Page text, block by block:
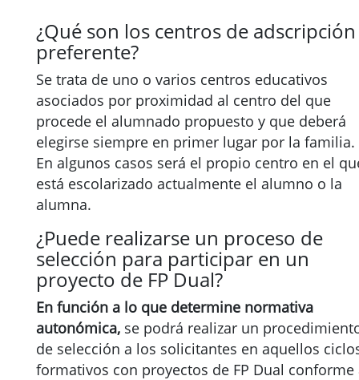
¿Qué son los centros de adscripción
preferente?
Se trata de uno o varios centros educativos
asociados por proximidad al centro del que
procede el alumnado propuesto y que deberá
elegirse siempre en primer lugar por la familia.
En algunos casos será el propio centro en el
está escolarizado actualmente el alumno o la
alumna.
¿Puede realizarse un proceso de
selección para participar en un
proyecto de FP Dual?
En función a lo que determine normativa
autonómica, se podrá realizar un
de selección a los solicitantes en aquellos
formativos con proyectos de FP Dual conforme